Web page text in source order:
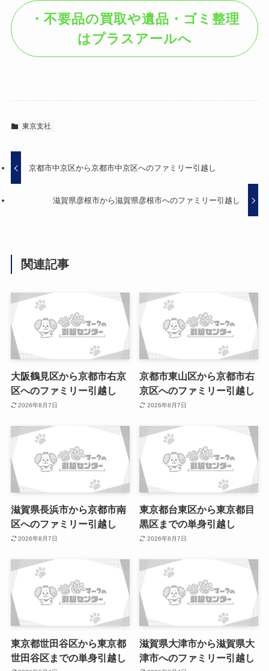
・不要品の買取や遺品・ゴミ整理
はプラスアールへ
東京支社
京都市中京区から京都市中京区へのファミリー引越し
滋賀県彦根市から滋賀県彦根市へのファミリー引越し
関連記事
大阪鶴見区から京都市右京
区へのファミリー引越し
2026年8月7日
京都市東山区から京都市右
京区へのファミリー引越し
2026年8月7日
滋賀県長浜市から京都市南
区へのファミリー引越し
2026年8月7日
東京都台東区から東京都目
黒区までの単身引越し
2026年8月7日
東京都世田谷区から東京都
世田谷区までの単身引越し
滋賀県大津市から滋賀県大
津市へのファミリー引越し